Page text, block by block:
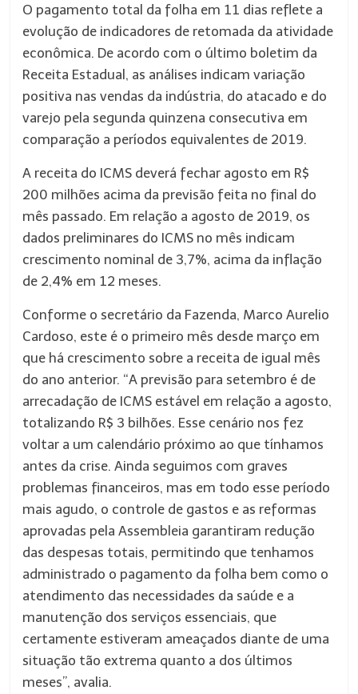
O pagamento total da folha em 11 dias reflete a
evolução de indicadores de retomada da atividade
econômica. De acordo com o último boletim da
Receita Estadual, as análises indicam variação
positiva nas vendas da indústria, do atacado e do
varejo pela segunda quinzena consecutiva em
comparação a períodos equivalentes de 2019.
A receita do ICMS deverá fechar agosto em R$
200 milhões acima da previsão feita no final do
mês passado. Em relação a agosto de 2019, os
dados preliminares do ICMS no mês indicam
crescimento nominal de 3,7%, acima da inflação
de 2,4% em 12 meses.
Conforme o secretário da Fazenda, Marco Aurelio
Cardoso, este é o primeiro mês desde março em
que há crescimento sobre a receita de igual mês
do ano anterior. “A previsão para setembro é de
arrecadação de ICMS estável em relação a agosto,
totalizando R$ 3 bilhões. Esse cenário nos fez
voltar a um calendário próximo ao que tínhamos
antes da crise. Ainda seguimos com graves
problemas financeiros, mas em todo esse período
mais agudo, o controle de gastos e as reformas
aprovadas pela Assembleia garantiram redução
das despesas totais, permitindo que tenhamos
administrado o pagamento da folha bem como o
atendimento das necessidades da saúde e a
manutenção dos serviços essenciais, que
certamente estiveram ameaçados diante de uma
situação tão extrema quanto a dos últimos
meses”, avalia.